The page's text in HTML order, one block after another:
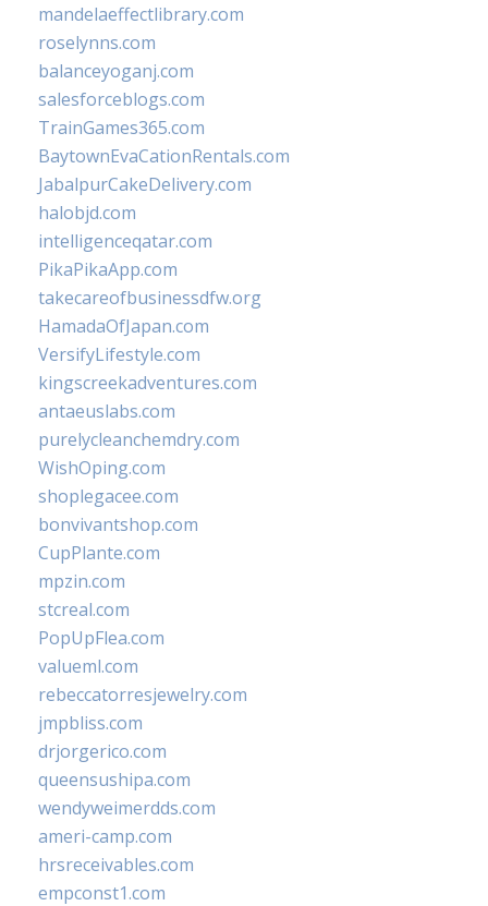
mandelaeffectlibrary.com
roselynns.com
balanceyoganj.com
salesforceblogs.com
TrainGames365.com
BaytownEvaCationRentals.com
JabalpurCakeDelivery.com
halobjd.com
intelligenceqatar.com
PikaPikaApp.com
takecareofbusinessdfw.org
HamadaOfJapan.com
VersifyLifestyle.com
kingscreekadventures.com
antaeuslabs.com
purelycleanchemdry.com
WishOping.com
shoplegacee.com
bonvivantshop.com
CupPlante.com
mpzin.com
stcreal.com
PopUpFlea.com
valueml.com
rebeccatorresjewelry.com
jmpbliss.com
drjorgerico.com
queensushipa.com
wendyweimerdds.com
ameri-camp.com
hrsreceivables.com
empconst1.com